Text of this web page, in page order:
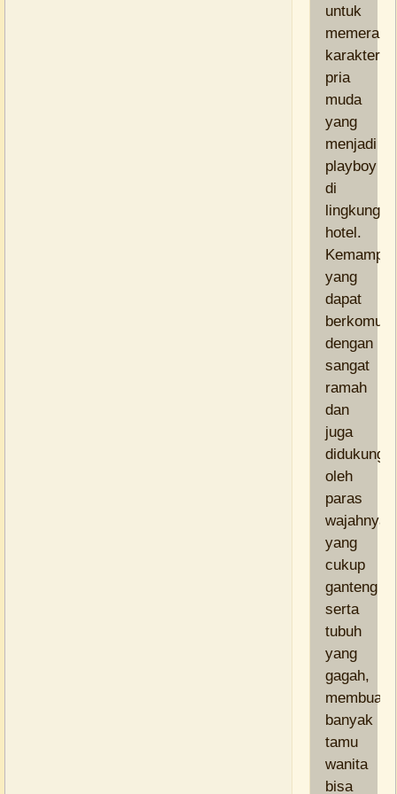
untuk
karakter
pria
muda
yang
menjadi
playboy
di
lingkungan
hotel.
yang
dapat
dengan
sangat
ramah
dan
juga
didukung
oleh
paras
wajahnya
yang
cukup
ganteng
serta
tubuh
yang
gagah,
membuat
banyak
tamu
wanita
bisa